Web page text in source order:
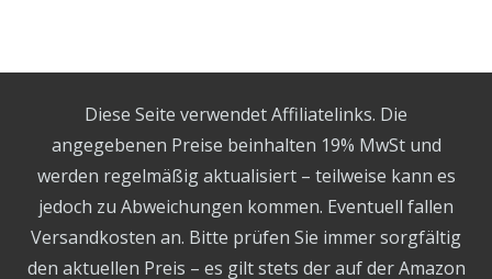
Diese Seite verwendet Affiliatelinks. Die
angegebenen Preise beinhalten 19% MwSt und
werden regelmäßig aktualisiert – teilweise kann es
jedoch zu Abweichungen kommen. Eventuell fallen
Versandkosten an. Bitte prüfen Sie immer sorgfältig
den aktuellen Preis – es gilt stets der auf der Amazon